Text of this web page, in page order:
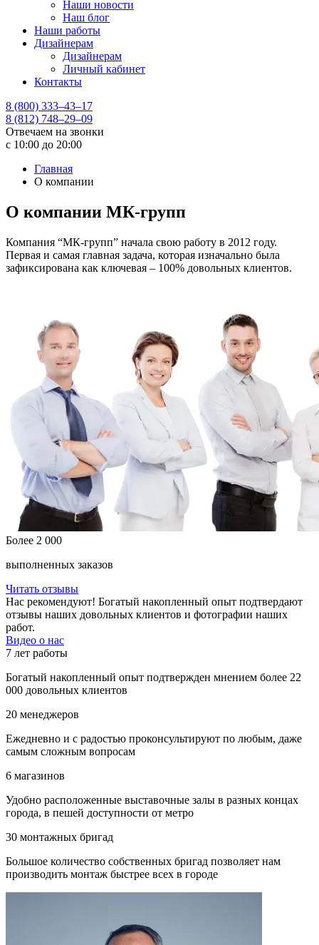
Наши новости
Наш блог
Наши работы
Дизайнерам
Дизайнерам
Личный кабинет
Контакты
8 (800) 333–43–17
8 (812) 748–29–09
Отвечаем на звонки
с 10:00 до 20:00
Главная
О компании
О компании МК-групп
Компания “МК-групп” начала свою работу в 2012 году.
Первая и самая главная задача, которая изначально была
зафиксирована как ключевая – 100% довольных клиентов.
Более 2 000
выполненных заказов
Читать отзывы
Нас рекомендуют! Богатый накопленный опыт подтвердают
отзывы наших довольных клиентов и фотографии наших
работ.
Видео о нас
7 лет работы
Богатый накопленный опыт подтвержден мнением более 22
000 довольных клиентов
20 менеджеров
Ежедневно и с радостью проконсультируют по любым, даже
самым сложным вопросам
6 магазинов
Удобно расположенные выставочные залы в разных концах
города, в пешей доступности от метро
30 монтажных бригад
Большое количество собственных бригад позволяет нам
производить монтаж быстрее всех в городе